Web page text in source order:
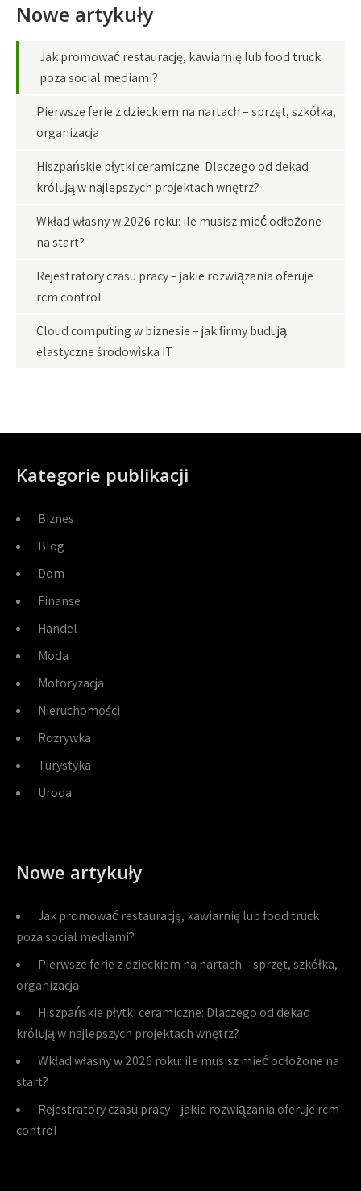
Nowe artykuły
Jak promować restaurację, kawiarnię lub food truck
poza social mediami?
Pierwsze ferie z dzieckiem na nartach – sprzęt, szkółka,
organizacja
Hiszpańskie płytki ceramiczne: Dlaczego od dekad
królują w najlepszych projektach wnętrz?
Wkład własny w 2026 roku: ile musisz mieć odłożone
na start?
Rejestratory czasu pracy – jakie rozwiązania oferuje
rcm control
Cloud computing w biznesie – jak firmy budują
elastyczne środowiska IT
Kategorie publikacji
Biznes
Blog
Dom
Finanse
Handel
Moda
Motoryzacja
Nieruchomości
Rozrywka
Turystyka
Uroda
Nowe artykuły
Jak promować restaurację, kawiarnię lub food truck
poza social mediami?
Pierwsze ferie z dzieckiem na nartach – sprzęt, szkółka,
organizacja
Hiszpańskie płytki ceramiczne: Dlaczego od dekad
królują w najlepszych projektach wnętrz?
Wkład własny w 2026 roku: ile musisz mieć odłożone na
start?
Rejestratory czasu pracy – jakie rozwiązania oferuje rcm
control